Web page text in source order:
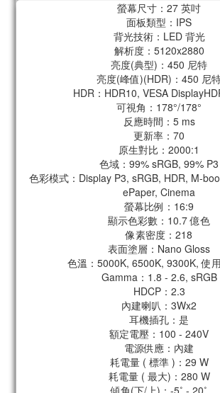
螢幕尺寸：27 英吋
面板類型：IPS
背光技術：LED 背光
解析度：5120x2880
亮度(典型)：450 尼特
亮度(峰值)(HDR)：450 尼
HDR：HDR10, VESA
可視角：178°/178°
反應時間：5 ms
更新率：70
原生對比：2000:1
色域：99% sRGB, 99% P3
色彩模式：Display P3, sRGB, HDR, M-
ePaper, Cinema
螢幕比例：16:9
顯示色彩數：10.7 億色
像素密度：218
表面塗層：Nano Gloss
色溫：5000K, 6500K, 9300K, 使
Gamma：1.8 - 2.6, sRGB
HDCP：2.3
內建喇叭：3Wx2
耳機插孔：是
額定電壓：100 - 240V
電源供應：內建
耗電量 ( 標準 )：29 W
耗電量 ( 最大)：280 W